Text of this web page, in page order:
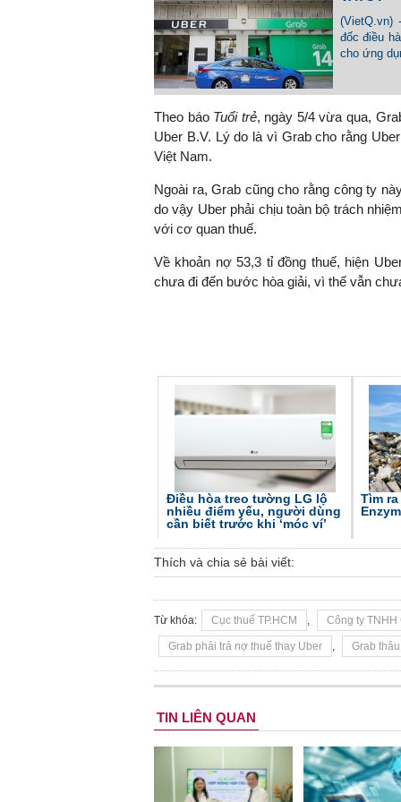
(VietQ.vn)
đốc điều
cho ứng
Theo báo Tuổi trẻ, ngày 5/4 vừa qua,
Uber B.V. Lý do là vì Grab cho rằng
Việt Nam.
Ngoài ra, Grab cũng cho rằng công ty
do vậy Uber phải chịu toàn bộ trách
với cơ quan thuế.
Về khoản nợ 53,3 tỉ đồng thuế, hiện
chưa đi đến bước hòa giải, vì thế vẫn
Điều hòa treo tường LG lộ
nhiều điểm yếu, người dùng
cần biết trước khi ‘móc ví’
Tìm
Thích và chia sẻ bài viết:
Từ khóa: Cục thuế TP.HCM , Công ty TNHH
Grab phải trả nợ thuế thay Uber , Grab
TIN LIÊN QUAN
TS. Nguyễn Đức Độ -
Viện Kinh tế Tài chính
"Có rất nhiều
đang được tiến
đầu tư cho
nghệ; ban
khởi nghiệp..."